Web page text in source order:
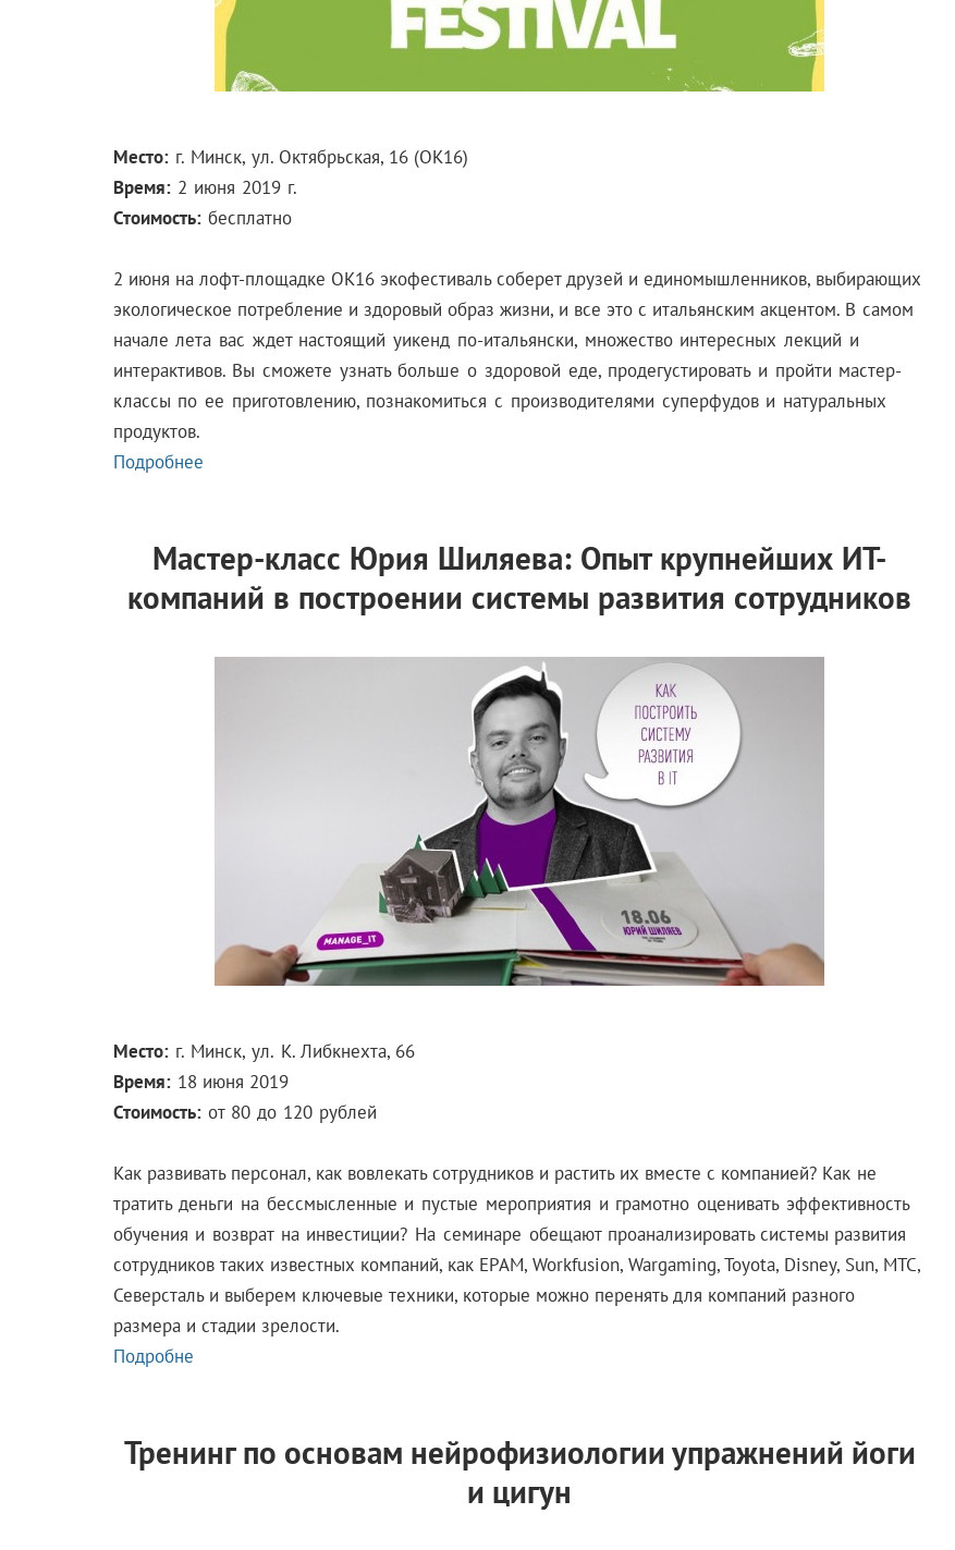
Место: г. Минск, ул. Октябрьская, 16 (OK16)
Время: 2 июня 2019 г.
Стоимость:бесплатно
2 июня на лофт-площадке ОК16 экофестиваль соберет друзей и единомышленников, выбирающих
экологическое потребление и здоровый образ жизни, и все это с итальянским акцентом. В самом
начале лета вас ждет настоящий уикенд по-итальянски, множество интересных лекций и
интерактивов. Вы сможете узнать больше о здоровой еде, продегустировать и пройти мастер-
классы по ее приготовлению, познакомиться с производителями суперфудов и натуральных
продуктов.
Подробнее
Мастер-класс Юрия Шиляева: Опыт крупнейших ИТ-
компаний в построении системы развития сотрудников
Место:г. Минск, ул. К. Либкнехта, 66
Время: 18 июня 2019
Стоимость:от 80 до 120 рублей
Как развивать персонал, как вовлекать сотрудников и растить их вместе с компанией? Как не
тратить деньги на бессмысленные и пустые мероприятия и грамотно оценивать эффективность
обучения и возврат на инвестиции? На семинаре обещают проанализировать системы развития
сотрудников таких известных компаний, как EPAM, Workfusion, Wargaming, Toyota, Disney, Sun, МТС,
Северсталь и выберем ключевые техники, которые можно перенять для компаний разного
размера и стадии зрелости.
Подробне
Тренинг по основам нейрофизиологии упражнений йоги
и цигун